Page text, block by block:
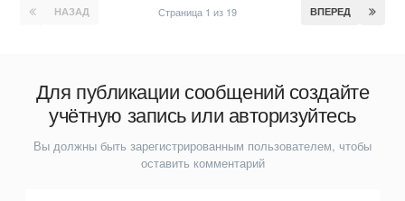
НАЗАД ВПЕРЕД
Страница 1 из 19
Для публикации сообщений создайте
учётную запись или авторизуйтесь
Вы должны быть зарегистрированным пользователем, чтобы
оставить комментарий